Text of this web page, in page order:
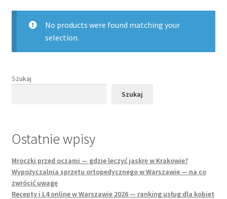
No products were found matching your
selection.
Szukaj
Szukaj
Ostatnie wpisy
Mroczki przed oczami — gdzie leczyć jaskrę w Krakowie?
Wypożyczalnia sprzętu ortopedycznego w Warszawie — na co
zwrócić uwagę
Recepty i L4 online w Warszawie 2026 — ranking usług dla kobiet